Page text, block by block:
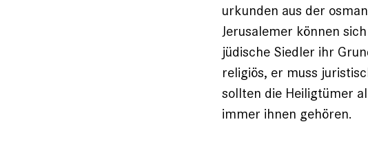
urkunden aus der
Jerusalemer können
jüdische Siedler ihr
religiös, er muss
sollten die Heiligtümer
immer ihnen gehören.